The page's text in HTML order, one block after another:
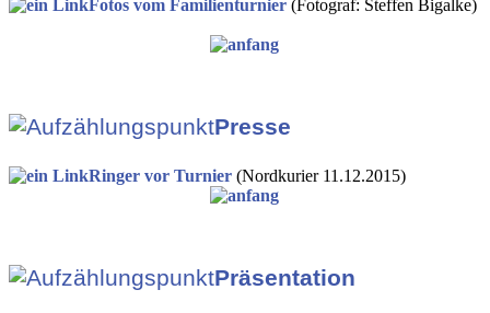
Fotos vom Familienturnier (Fotograf: Steffen Bigalke)
Presse
Ringer vor Turnier (Nordkurier 11.12.2015)
Präsentation